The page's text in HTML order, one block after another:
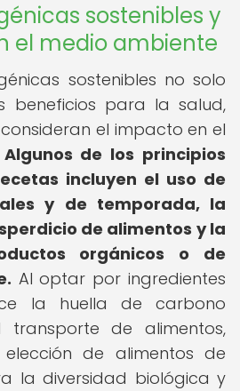
sostenibles y
el medio ambiente
sostenibles no solo
beneficios para la salud,
el impacto en el
Algunos de los principios
incluyen el uso de
y de temporada, la
de alimentos y la
orgánicos o de
Al optar por ingredientes
la huella de carbono
de alimentos,
de alimentos de
la diversidad biológica y